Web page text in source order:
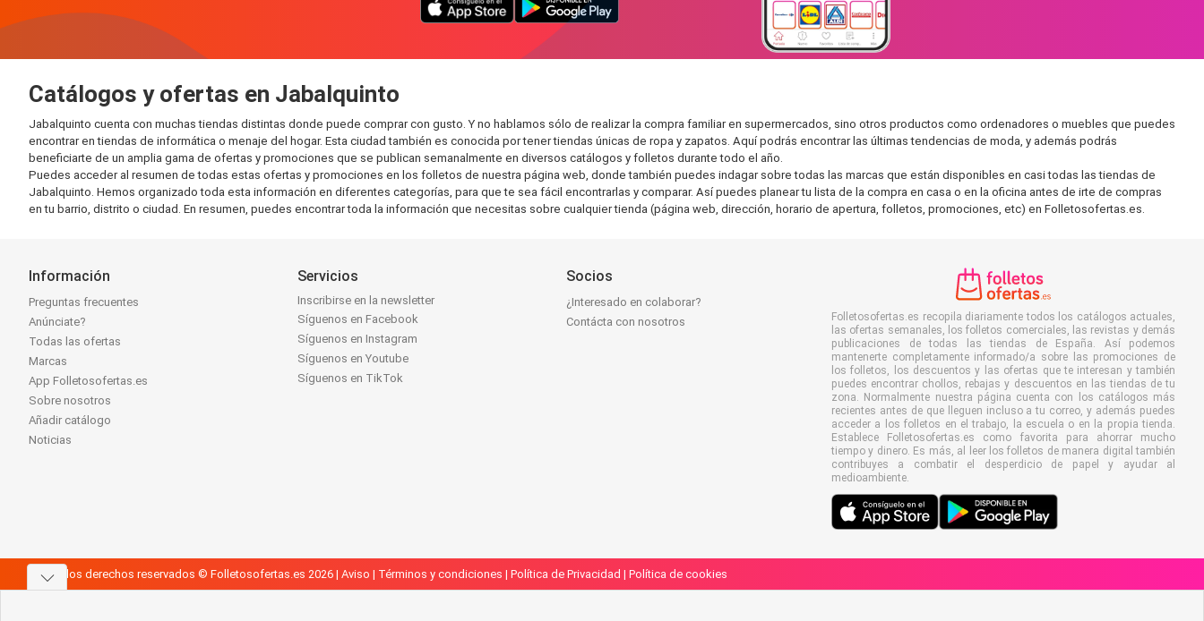
Catálogos y ofertas en Jabalquinto
Jabalquinto cuenta con muchas tiendas distintas donde puede comprar con gusto. Y no hablamos sólo de realizar la compra familiar en supermercados, sino otros productos como ordenadores o muebles que puedes
encontrar en tiendas de informática o menaje del hogar. Esta ciudad también es conocida por tener tiendas únicas de ropa y zapatos. Aquí podrás encontrar las últimas tendencias de moda, y además podrás
beneficiarte de un amplia gama de ofertas y promociones que se publican semanalmente en diversos catálogos y folletos durante todo el año.
Puedes acceder al resumen de todas estas ofertas y promociones en los folletos de nuestra página web, donde también puedes indagar sobre todas las marcas que están disponibles en casi todas las tiendas de
Jabalquinto. Hemos organizado toda esta información en diferentes categorías, para que te sea fácil encontrarlas y comparar. Así puedes planear tu lista de la compra en casa o en la oficina antes de irte de compras
en tu barrio, distrito o ciudad. En resumen, puedes encontrar toda la información que necesitas sobre cualquier tienda (página web, dirección, horario de apertura, folletos, promociones, etc) en Folletosofertas.es.
Información
Preguntas frecuentes
Anúnciate?
Todas las ofertas
Marcas
App Folletosofertas.es
Sobre nosotros
Añadir catálogo
Noticias
Servicios
Inscribirse en la newsletter
Síguenos en Facebook
Síguenos en Instagram
Síguenos en Youtube
Síguenos en TikTok
Socios
¿Interesado en colaborar?
Contácta con nosotros
Folletosofertas.es recopila diariamente todos los catálogos actuales,
las ofertas semanales, los folletos comerciales, las revistas y demás
publicaciones de todas las tiendas de España. Así podemos
mantenerte completamente informado/a sobre las promociones de
los folletos, los descuentos y las ofertas que te interesan y también
puedes encontrar chollos, rebajas y descuentos en las tiendas de tu
zona. Normalmente nuestra página cuenta con los catálogos más
recientes antes de que lleguen incluso a tu correo, y además puedes
acceder a los folletos en el trabajo, la escuela o en la propia tienda.
Establece Folletosofertas.es como favorita para ahorrar mucho
tiempo y dinero. Es más, al leer los folletos de manera digital también
contribuyes a combatir el desperdicio de papel y ayudar al
medioambiente.
Todos los derechos reservados © Folletosofertas.es 2026 | Aviso | Términos y condiciones | Política de Privacidad | Política de cookies